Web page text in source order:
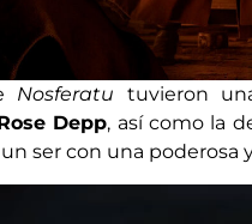
Nosferatu tuvieron
Depp, así como la
ser con una poderosa